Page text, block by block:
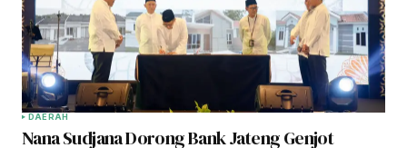
DAERAH
Nana Sudjana Dorong Bank Jateng Genjot